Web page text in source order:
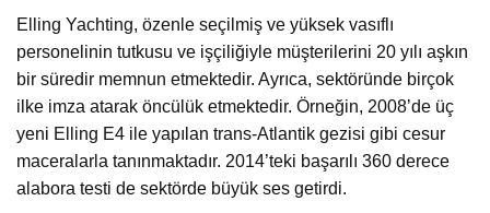
Elling Yachting, özenle seçilmiş ve yüksek vasıflı
personelinin tutkusu ve işçiliğiyle müşterilerini 20 yılı aşkın
bir süredir memnun etmektedir. Ayrıca, sektöründe birçok
ilke imza atarak öncülük etmektedir. Örneğin, 2008’de üç
yeni Elling E4 ile yapılan trans-Atlantik gezisi gibi cesur
maceralarla tanınmaktadır. 2014’teki başarılı 360 derece
alabora testi de sektörde büyük ses getirdi.